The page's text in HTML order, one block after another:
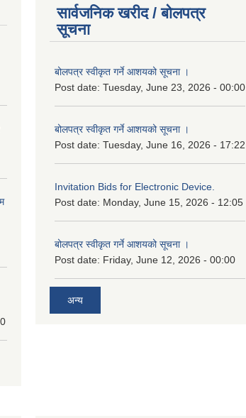
सार्वजनिक खरीद / बोलपत्र
सूचना
बोलपत्र स्वीकृत गर्ने आशयको सूचना ।
Post date: Tuesday, June 23, 2026 - 00:00
बोलपत्र स्वीकृत गर्ने आशयको सूचना ।
Post date: Tuesday, June 16, 2026 - 17:22
Invitation Bids for Electronic Device.
Post date: Monday, June 15, 2026 - 12:05
बोलपत्र स्वीकृत गर्ने आशयको सूचना ।
Post date: Friday, June 12, 2026 - 00:00
अन्य